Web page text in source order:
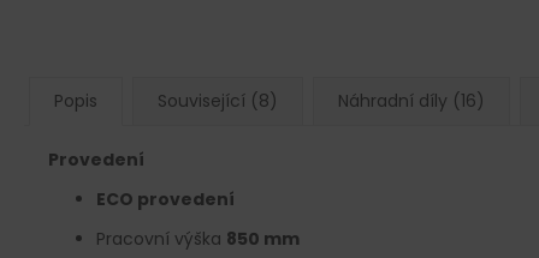
Popis Související (8) Náhradní díly (16)
Provedení
ECO provedení
Pracovní výška 850 mm